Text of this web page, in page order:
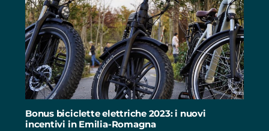
Bonus biciclette elettriche 2023: i nuovi
incentivi in Emilia-Romagna